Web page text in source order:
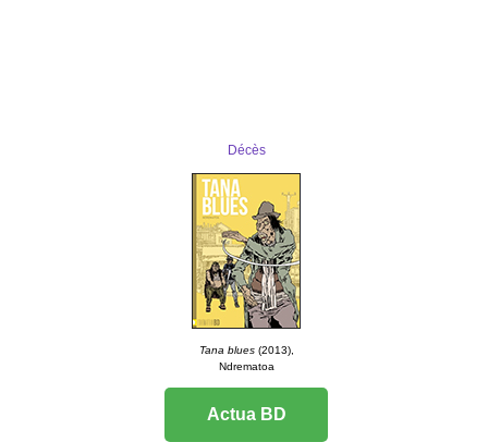
Décès
Tana blues (2013),
Ndrematoa
Actua BD